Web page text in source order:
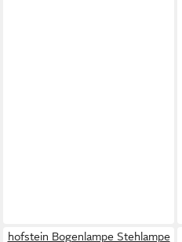
hofstein Bogenlampe Stehlampe